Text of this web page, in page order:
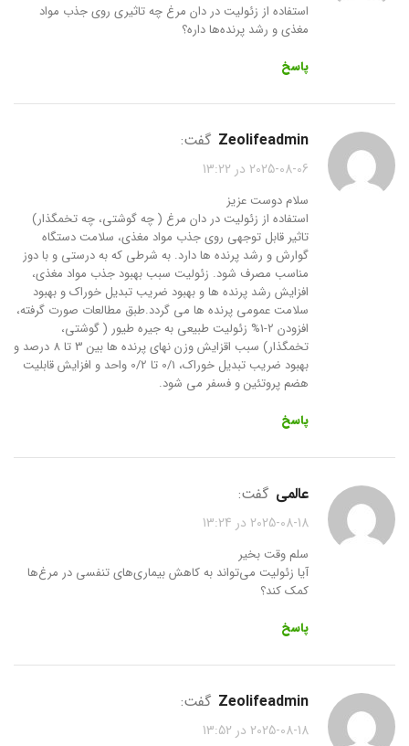
استفاده از زئولیت در دان مرغ چه تاثیری روی جذب مواد
مغذی و رشد پرنده‌ها داره؟
پاسخ
zeolifeadmin گفت:
2025-08-06 در 13:22
سلام دوست عزیز
استفاده از زئولیت در دان مرغ ( چه گوشتی، چه تخمگذار)
تاثیر قابل توجهی روی جذب مواد مغذی، سلامت دستگاه
گوارش و رشد پرنده ها دارد. به شرطی که به درستی و با دوز
مناسب مصرف شود. زئولیت سبب بهبود جذب مواد مغذی،
افزایش رشد پرنده ها و بهبود ضریب تبدیل خوراک و بهبود
سلامت عمومی پرنده ها می گردد.طبق مطالعات صورت گرفته،
افزودن 2-1% زئولیت طبیعی به جیره طیور ( گوشتی،
تخمگذار) سبب اقزایش وزن نهای پرنده ها بین 3 تا 8 درصد و
بهبود ضریب تبدیل خوراک، 0/1 تا 0/2 واحد و افزایش قابلیت
هضم پروتئین و فسفر می شود.
پاسخ
عالمی گفت:
2025-08-18 در 13:24
سلم وقت بخیر
آیا زئولیت می‌تواند به کاهش بیماری‌های تنفسی در مرغ‌ها
کمک کند؟
پاسخ
zeolifeadmin گفت:
2025-08-18 در 13:52